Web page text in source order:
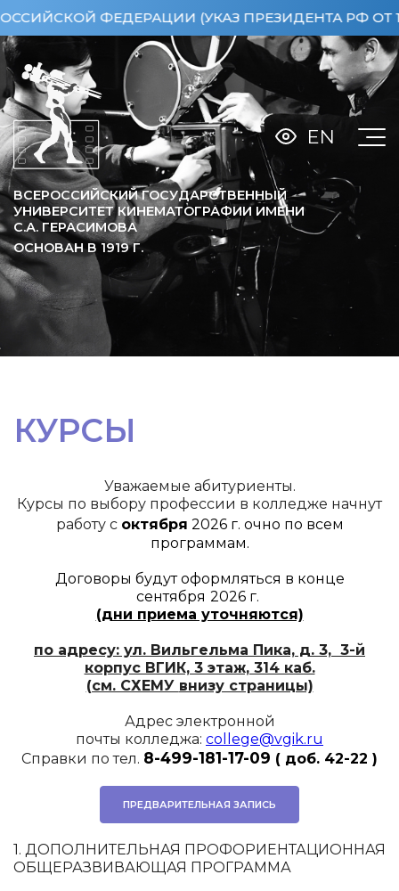
ФЕДЕРАЦИИ (УКАЗ ПРЕЗИДЕНТА РФ ОТ
ВСЕРОССИЙСКИЙ ГОСУДАРСТВЕННЫЙ
УНИВЕРСИТЕТ КИНЕМАТОГРАФИИ ИМЕНИ
С.А. ГЕРАСИМОВА
ОСНОВАН В 1919Г.
EN
КУРСЫ
Уважаемые абитуриенты.
Курсы по выбору профессии в колледже начнут
работу с октября 2026 г. очно по всем
программам.
Договоры будут оформляться в конце
сентября 2026 г.
(дни приема уточняются)
по адресу: ул. Вильгельма Пика, д. 3, 3-й
корпус ВГИК, 3 этаж, 314 каб.
(см. СХЕМУ внизу страницы)
Адрес электронной
почты колледжа: college@vgik.ru
Справки по тел. 8-499-181-17-09 ( доб. 42-22 )
ПРЕДВАРИТЕЛЬНАЯ ЗАПИСЬ
1. ДОПОЛНИТЕЛЬНАЯ ПРОФОРИЕНТАЦИОННАЯ
ОБЩЕРАЗВИВАЮЩАЯ ПРОГРАММА